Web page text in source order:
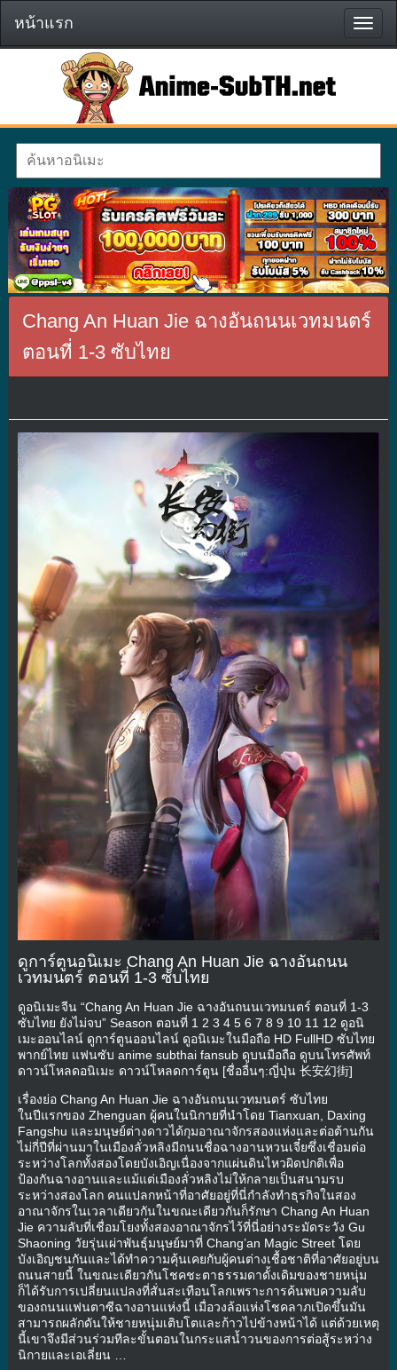
หน้า
แรก
หน้าแรก
Chang An Huan Jie ฉางอันถนนเวทมนตร์
ตอนที่ 1-3 ซับไทย
ดูการ์ตูนอนิเมะ Chang An Huan Jie ฉางอันถนน
เวทมนตร์ ตอนที่ 1-3 ซับไทย
ดูอนิเมะจีน “Chang An Huan Jie ฉางอันถนนเวทมนตร์ ตอนที่ 1-3
ซับไทย ยังไม่จบ” Season ตอนที่ 1 2 3 4 5 6 7 8 9 10 11 12 ดูอนิ
เมะออนไลน์ ดูการ์ตูนออนไลน์ ดูอนิเมะในมือถือ HD FullHD ซับไทย
พากย์ไทย แฟนซับ anime subthai fansub ดูบนมือถือ ดูบนโทรศัพท์
ดาวน์โหลดอนิเมะ ดาวน์โหลดการ์ตูน [ชื่ออื่นๆ:ญี่ปุ่น 长安幻街]
เรื่องย่อ Chang An Huan Jie ฉางอันถนนเวทมนตร์ ซับไทย
ในปีแรกของ Zhenguan ผู้คนในนิกายที่นำโดย Tianxuan, Daxing
Fangshu และมนุษย์ต่างดาวได้กุมอาณาจักรสองแห่งและต่อต้านกัน
ไม่กี่ปีที่ผ่านมาในเมืองลั่วหลิงมีถนนชื่อฉางอานหวนเจี๋ยซึ่งเชื่อมต่อ
ระหว่างโลกทั้งสองโดยบังเอิญเนื่องจากแผ่นดินไหวผิดปกติเพื่อ
ป้องกันฉางอานและแม้แต่เมืองลั่วหลิงไม่ให้กลายเป็นสนามรบ
ระหว่างสองโลก คนแปลกหน้าที่อาศัยอยู่ที่นี่กำลังทำธุรกิจในสอง
อาณาจักรในเวลาเดียวกันในขณะเดียวกันก็รักษา Chang An Huan
Jie ความลับที่เชื่อมโยงทั้งสองอาณาจักรไว้ที่นี่อย่างระมัดระวัง Gu
Shaoning วัยรุ่นเผ่าพันธุ์มนุษย์มาที่ Chang’an Magic Street โดย
บังเอิญชนกันและได้ทำความคุ้นเคยกับผู้คนต่างเชื้อชาติที่อาศัยอยู่บน
ถนนสายนี้ ในขณะเดียวกันโชคชะตาธรรมดาดั้งเดิมของชายหนุ่ม
ก็ได้รับการเปลี่ยนแปลงที่สั่นสะเทือนโลกเพราะการค้นพบความลับ
ของถนนแฟนตาซีฉางอานแห่งนี้ เมื่อวงล้อแห่งโชคลาภเปิดขึ้นมัน
สามารถผลักดันให้ชายหนุ่มเติบโตและก้าวไปข้างหน้าได้ แต่ด้วยเหตุ
นี้เขาจึงมีส่วนร่วมทีละขั้นตอนในกระแสน้ำวนของการต่อสู้ระหว่าง
นิกายและเอเลี่ยน …